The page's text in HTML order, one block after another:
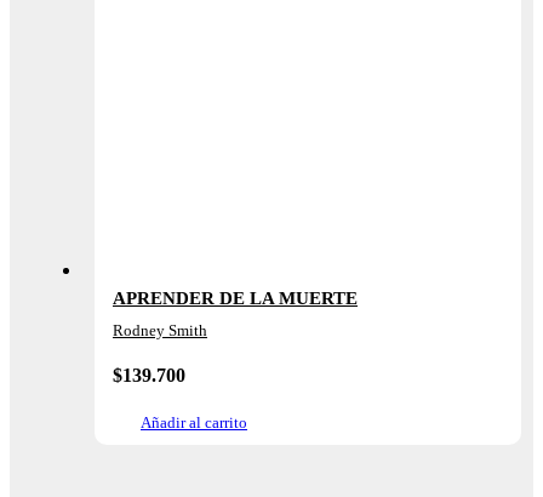
APRENDER DE LA MUERTE
Rodney Smith
$139.700
Añadir al carrito